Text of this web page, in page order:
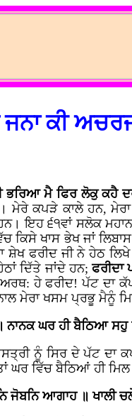
ਜਨਾ ਕੀ
ਭਰਿਆ ਮੈ ਫਿਰ ਲੋਕੁ ਕਹੈ
ਮੇਰੇ ਕਪੜੇ ਕਾਲੇ ਹਨ,
ਇਹ ੬੧ਵਾਂ ਸਲੋਕ ਮਹਾਨ
ਕਿਸੇ ਖਾਸ ਭੇਖ ਜਾਂ
ਸ਼ੇਖ ਫਰੀਦ ਜੀ ਨੇ ਹੇਠ
ਦਿੱਤੇ ਜਾਂਦੇ ਹਨ; ਫਰੀਦਾ
ਅਰਥ: ਹੇ ਫਰੀਦ! ਪੱਟ ਦਾ
ਮੇਰਾ ਖਸਮ ਪ੍ਰਭੂ ਮੈਨੂੰ
ਨਾਨਕ ਘਰ ਹੀ ਬੈਠਿਆ
ਨੂੰ ਸਿਰ ਦੇ ਪੱਟ ਦਾ
ਘਰ ਵਿੱਚ ਬੈਠਿਆਂ ਹੀ
ਆਗਾਹ ॥ ਖਾਲੀ